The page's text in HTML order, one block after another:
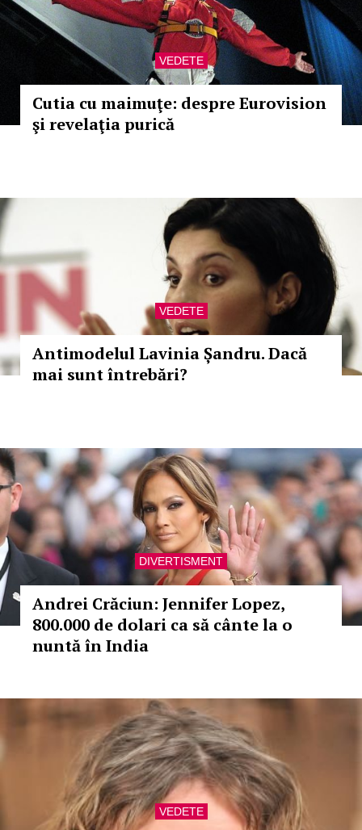
VEDETE
Cutia cu maimuţe: despre Eurovision
şi revelaţia purică
VEDETE
Antimodelul Lavinia Șandru. Dacă
mai sunt întrebări?
DIVERTISMENT
Andrei Crăciun: Jennifer Lopez,
800.000 de dolari ca să cânte la o
nuntă în India
VEDETE